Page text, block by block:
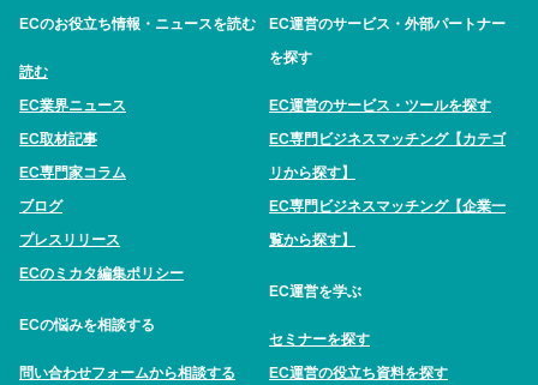
ECのお役立ち情報・ニュースを読む
読む
EC業界ニュース
EC取材記事
EC専門家コラム
ブログ
プレスリリース
ECのミカタ編集ポリシー
ECの悩みを相談する
問い合わせフォームから相談する
EC運営のサービス・外部パートナー
を探す
EC運営のサービス・ツールを探す
EC専門ビジネスマッチング【カテゴ
リから探す】
EC専門ビジネスマッチング【企業一
覧から探す】
EC運営を学ぶ
セミナーを探す
EC運営の役立ち資料を探す